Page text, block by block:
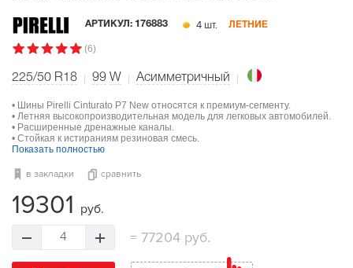
АРТИКУЛ: 176883 4 шт. ЛЕТНИЕ
(6)
225/50 R18 99 W Асимметричный
• Шины Pirelli Cinturato P7 New относятся к премиум-сегменту.
• Летняя высокопроизводительная модель для легковых автомобилей.
• Расширенные дренажные каналы.
• Стойкая к истираниям резиновая смесь.
Показать полностью
в закладки сравнить
19301 руб.
4 =77204 руб.